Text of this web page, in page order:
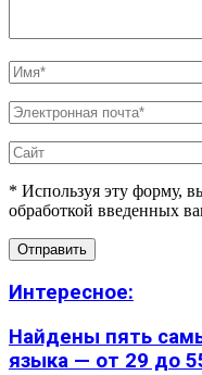
* Используя эту форму,
обработкой введенных
Интересное:
Найдены пять
языка — от 29 до